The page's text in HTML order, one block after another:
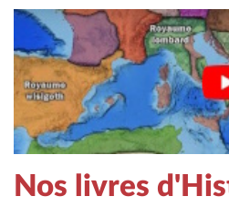
Nos livres